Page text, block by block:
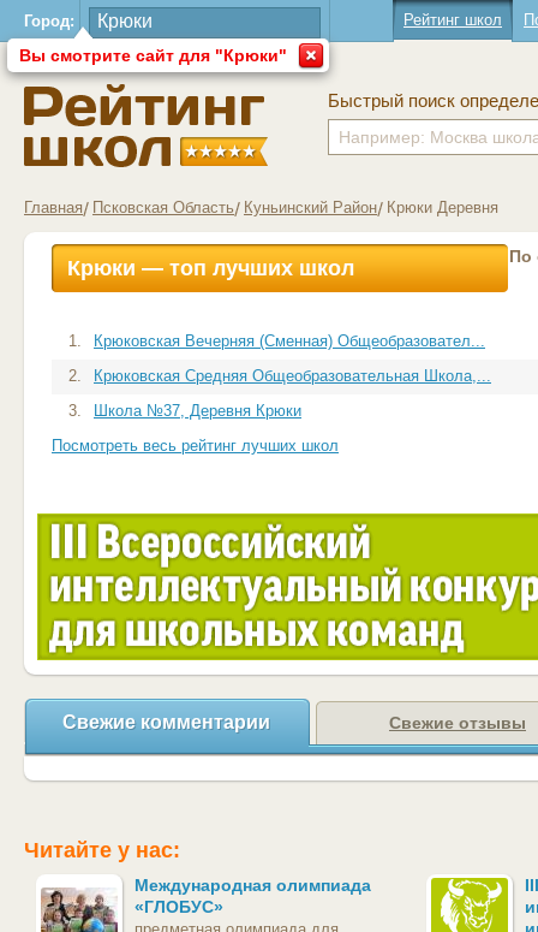
Город:
Вы смотрите сайт для "Крюки"
Рейтинг школ
Быстрый поиск
Главная Псковская Область Куньинский Район Крюки Деревня
Крюки — топ лучших школ По
1.
Крюковская Вечерняя (Сменная) Общеобразовател...
2.
Крюковская Средняя Общеобразовательная Школа,...
3.
Школа №37, Деревня Крюки
Посмотреть весь рейтинг лучших школ
Свежие комментарии Свежие отзывы
Читайте у нас:
Международная олимпиада
«ГЛОБУС»